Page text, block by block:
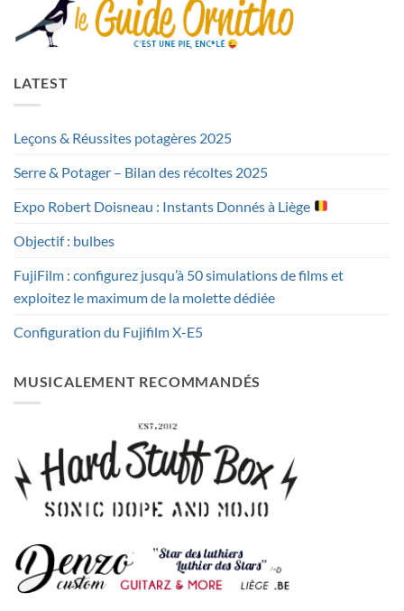
LATEST
Leçons & Réussites potagères 2025
Serre & Potager – Bilan des récoltes 2025
Expo Robert Doisneau : Instants Donnés à Liège
Objectif : bulbes
FujiFilm : configurez jusqu’à 50 simulations de films et
exploitez le maximum de la molette dédiée
Configuration du Fujifilm X-E5
MUSICALEMENT RECOMMANDÉS